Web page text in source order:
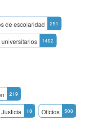
de escolaridad 251
universitarios 1492
219
Justicia 18 Oficios 508